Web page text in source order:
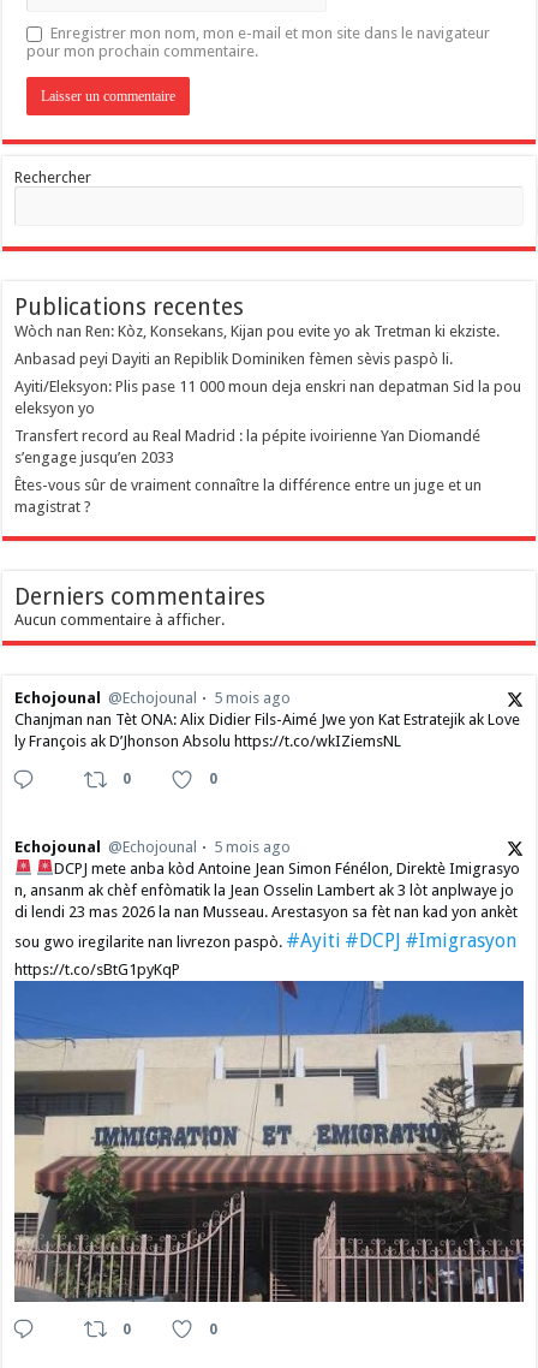
Enregistrer mon nom, mon e-mail et mon site dans le navigateur
pour mon prochain commentaire.
Rechercher
Publications recentes
Wòch nan Ren: Kòz, Konsekans, Kijan pou evite yo ak Tretman ki ekziste.
Anbasad peyi Dayiti an Repiblik Dominiken fèmen sèvis paspò li.
Ayiti/Eleksyon: Plis pase 11 000 moun deja enskri nan depatman Sid la pou
eleksyon yo
Transfert record au Real Madrid : la pépite ivoirienne Yan Diomandé
s’engage jusqu’en 2033
Êtes-vous sûr de vraiment connaître la différence entre un juge et un
magistrat ?
Derniers commentaires
Aucun commentaire à afficher.
Echojounal @Echojounal
5 mois ago
Chanjman nan Tèt ONA: Alix Didier Fils-Aimé Jwe yon Kat Estratejik ak Love
ly François ak D’Jhonson Absolu https://t.co/wkIZiemsNL
0 0
Echojounal @Echojounal
5 mois ago
DCPJ mete anba kòd Antoine Jean Simon Fénélon, Direktè Imigrasyo
n, ansanm ak chèf enfòmatik la Jean Osselin Lambert ak 3 lòt anplwaye jo
di lendi 23 mas 2026 la nan Musseau. Arestasyon sa fèt nan kad yon ankèt
sou gwo iregilarite nan livrezon paspò. #Ayiti #DCPJ #Imigrasyon
https://t.co/sBtG1pyKqP
0 0